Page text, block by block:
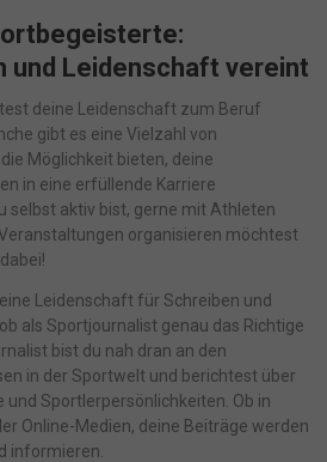
und Leidenschaft vereint
deine Leidenschaft zum Beruf
gibt es eine Vielzahl von
Möglichkeit bieten, deine
in eine erfüllende Karriere
selbst aktiv bist, gerne mit Athleten
organisieren möchtest
Leidenschaft für Schreiben und
als Sportjournalist genau das Richtige
bist du nah dran an den
in der Sportwelt und berichtest über
und Sportlerpersönlichkeiten. Ob in
Online-Medien, deine Beiträge werden
informieren.